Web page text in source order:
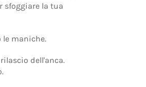
sfoggiare la tua
le maniche.
dell'anca.